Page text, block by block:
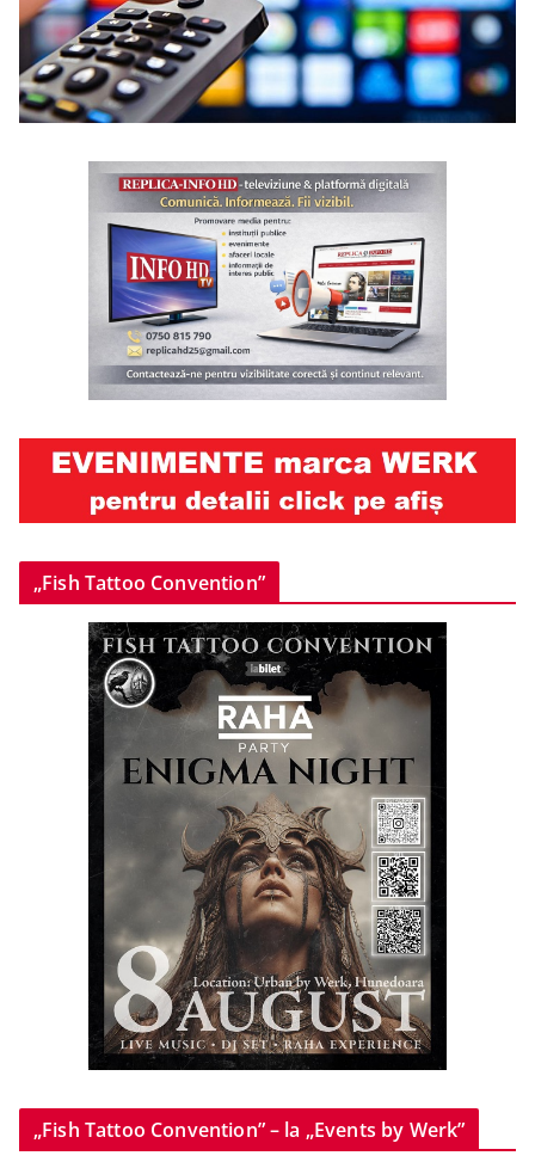
„Fish Tattoo Convention”
„Fish Tattoo Convention” – la „Events by Werk”